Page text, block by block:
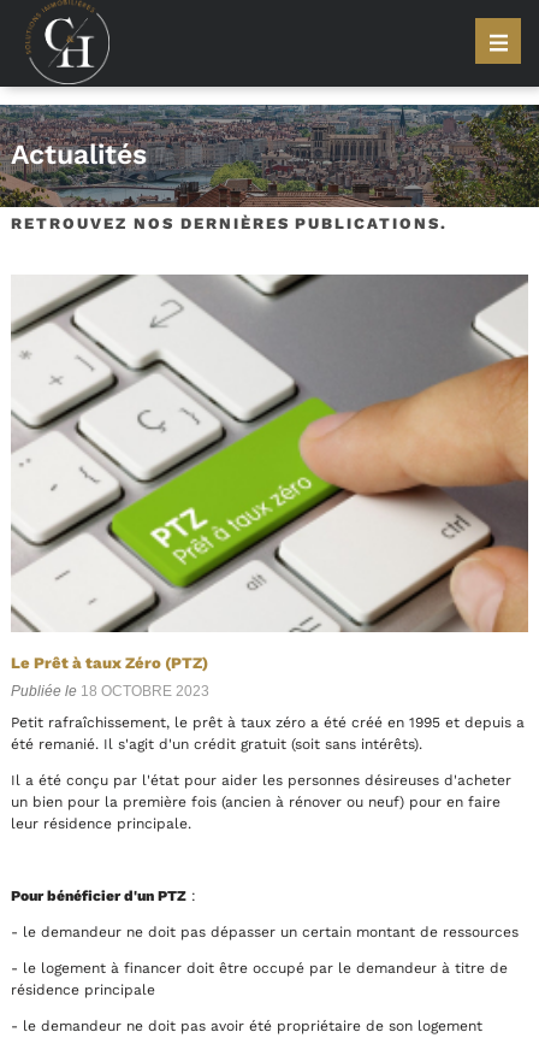
Actualités
RETROUVEZ NOS DERNIÈRES PUBLICATIONS.
Le Prêt à taux Zéro (PTZ)
Publiée le 18 OCTOBRE 2023
Petit rafraîchissement, le prêt à taux zéro a été créé en 1995 et depuis a
été remanié. Il s'agit d'un crédit gratuit (soit sans intérêts).
Il a été conçu par l'état pour aider les personnes désireuses d'acheter
un bien pour la première fois (ancien à rénover ou neuf) pour en faire
leur résidence principale.
Pour bénéficier d'un PTZ:
- le demandeur ne doit pas dépasser un certain montant de ressources
- le logement à financer doit être occupé par le demandeur à titre de
résidence principale
- le demandeur ne doit pas avoir été propriétaire de son logement